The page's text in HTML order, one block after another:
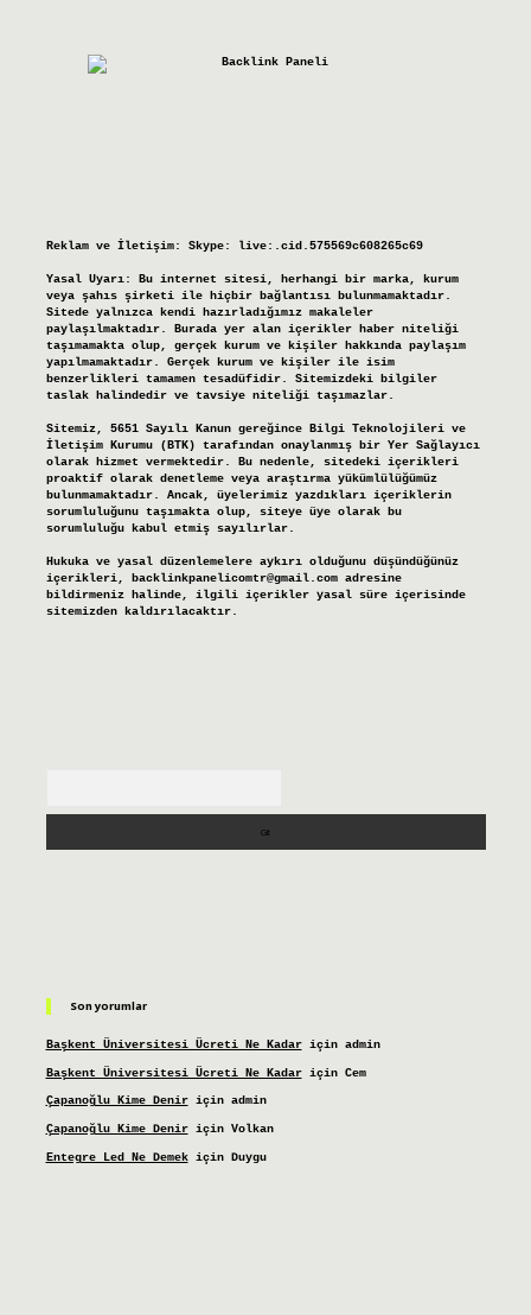
Reklam ve İletişim: Skype: live:.cid.575569c608265c69
Yasal Uyarı:
Bu internet sitesi, herhangi bir marka, kurum
veya şahıs şirketi ile hiçbir bağlantısı bulunmamaktadır.
Sitede yalnızca kendi hazırladığımız makaleler
paylaşılmaktadır. Burada yer alan içerikler haber niteliği
taşımamakta olup, gerçek kurum ve kişiler hakkında paylaşım
yapılmamaktadır. Gerçek kurum ve kişiler ile isim
benzerlikleri tamamen tesadüfidir. Sitemizdeki bilgiler
taslak halindedir ve tavsiye niteliği taşımazlar.
Sitemiz, 5651 Sayılı Kanun gereğince Bilgi Teknolojileri ve
İletişim Kurumu (BTK) tarafından onaylanmış bir Yer Sağlayıcı
olarak hizmet vermektedir. Bu nedenle, sitedeki içerikleri
proaktif olarak denetleme veya araştırma yükümlülüğümüz
bulunmamaktadır. Ancak, üyelerimiz yazdıkları içeriklerin
sorumluluğunu taşımakta olup, siteye üye olarak bu
sorumluluğu kabul etmiş sayılırlar.
Hukuka ve yasal düzenlemelere aykırı olduğunu düşündüğünüz
içerikleri, backlinkpanelicomtr@gmail.comadresine
bildirmeniz halinde, ilgili içerikler yasal süre içerisinde
sitemizden kaldırılacaktır.
Son yorumlar
Başkent Üniversitesi Ücreti Ne Kadariçin admin
Başkent Üniversitesi Ücreti Ne Kadariçin Cem
Çapanoğlu Kime Deniriçin admin
Çapanoğlu Kime Deniriçin Volkan
Entegre Led Ne Demekiçin Duygu